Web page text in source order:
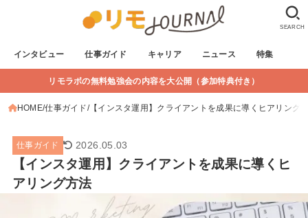
インタビュー 仕事ガイド キャリア ニュース 特集
SEARCH
リモラボの無料勉強会の内容を大公開（参加特典付き）
HOME 仕事ガイド 【インスタ運用】クライアントを成果に導くヒアリング
仕事ガイド 2026.05.03
【インスタ運用】クライアントを成果に導くヒ
アリング方法